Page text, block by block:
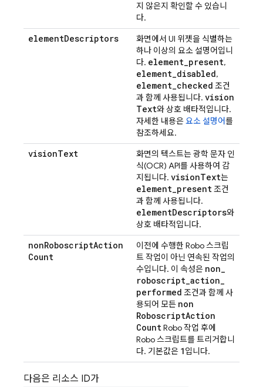
지 않은지 확인할 수 있습니
다.
elementDescriptors
화면에서 UI 위젯을 식별하는
하나 이상의 요소 설명어입니
다. element_present,
element_disabled,
element_checked 조건
과 함께 사용됩니다. vision
Text와 상호 배타적입니다.
자세한 내용은요소 설명어를
참조하세요.
visionText
화면의 텍스트는 광학 문자 인
식(OCR) API를 사용하여 감
지됩니다. visionText는
element_present조건
과 함께 사용됩니다.
elementDescriptors와
상호 배타적입니다.
nonRoboscriptAction
Count
이전에 수행한 Robo 스크립
트 작업이 아닌 연속된 작업의
수입니다. 이 속성은 non_
roboscript_action_
performed 조건과 함께 사
용되어 모든 non
RoboscriptAction
CountRobo 작업 후에
Robo 스크립트를 트리거합니
다. 기본값은 1입니다.
다음은 리소스 ID가